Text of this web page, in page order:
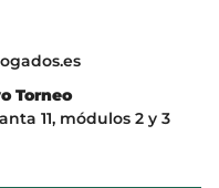
Torneo
11, módulos 2 y 3